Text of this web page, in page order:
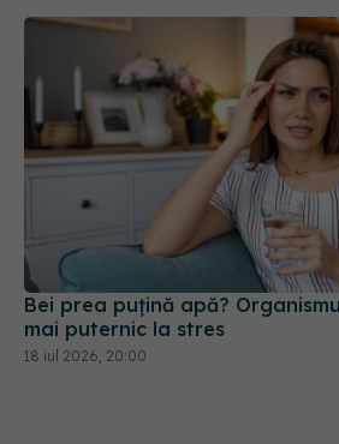
Bei prea puțină apă?
mai puternic la stres
18 iul 2026, 20:00